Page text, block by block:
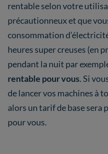
rentable selon votre
précautionneux et que
consommation
heures super creuses (en
pendant la nuit par
rentable pour vous. Si
de lancer vos machines à
alors un tarif de base
pour vous.